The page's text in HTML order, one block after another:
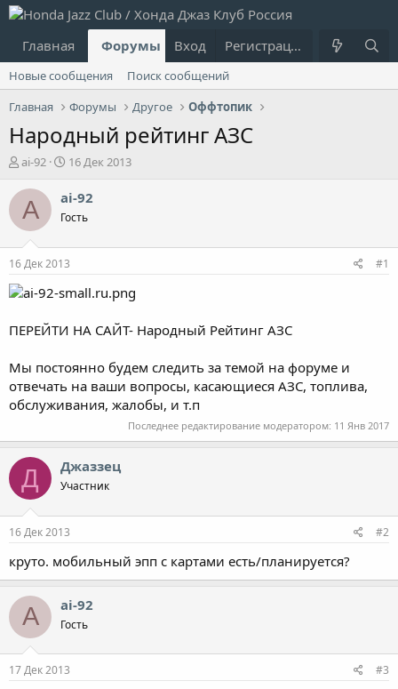
Главная Форумы Что нового?
Вход Регистрация
Новые сообщения
Поиск сообщений
Главная
Форумы Другое Оффтопик
Народный рейтинг АЗС
А
т
о
р
м
ы
ai-92
Д
т
н
ч
а
л
16 Дек 2013
A ai-92
Гость
16 Дек 2013 #1
ПЕРЕЙТИ НА САЙТ- Народный Рейтинг АЗС
Мы постоянно будем следить за темой на форуме и
отвечать на ваши вопросы, касающиеся АЗС, топлива,
обслуживания, жалобы, и т.п
Последнее редактирование модератором: 11 Янв 2017
Д Джаззец
Участник
16 Дек 2013 #2
круто. мобильный эпп с картами есть/планируется?
A ai-92
Гость
17 Дек 2013 #3